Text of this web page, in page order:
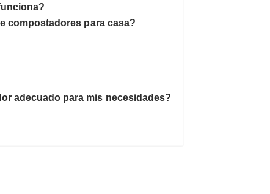
compostadores para casa?
adecuado para mis necesidades?